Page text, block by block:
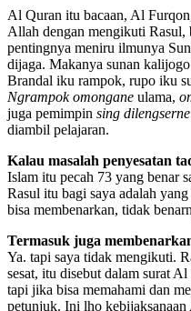
Al Quran itu bacaan, Al
Allah dengan mengikuti
pentingnya meniru ilmunya
dijaga. Makanya sunan
Brandal iku rampok, rupo iku
Ngrampok omongane ulama,
juga pemimpin sing dilengserne
diambil pelajaran.
Kalau masalah penyesatan
Islam itu pecah 73 yang benar
Rasul itu bagi saya adalah
bisa membenarkan, tidak
Termasuk juga
Ya. tapi saya tidak mengikuti.
sesat, itu disebut dalam surat
tapi jika bisa memahami dan
petunjuk. Ini lho kebijaksanaan